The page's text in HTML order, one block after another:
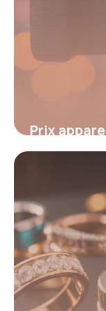
Prix
conseils